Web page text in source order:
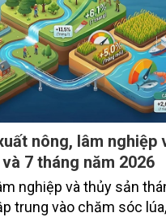
nông, lâm nghiệp
7 tháng năm 2026
nghiệp và thủy sản
trung vào chăm sóc